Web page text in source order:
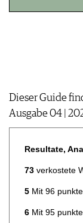
Dieser Guide
Ausgabe 04 |
Resultate,
73 verkostete
5 Mit 96
6 Mit 95